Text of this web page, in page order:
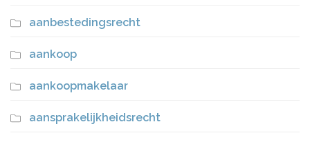
aanbestedingsrecht
aankoop
aankoopmakelaar
aansprakelijkheidsrecht